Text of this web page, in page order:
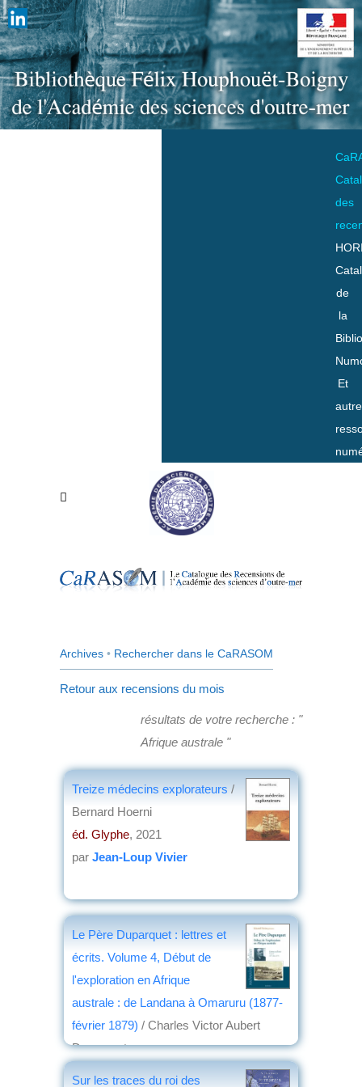
des
de
la
Et
Archives • Rechercher dans le CaRASOM
Retour aux recensions du mois
résultats de votre recherche : "
Afrique australe "
Treize médecins explorateurs /
Bernard Hoerni
éd. Glyphe, 2021
par Jean-Loup Vivier
Le Père Duparquet : lettres et
écrits. Volume 4, Début de
l'exploration en Afrique
australe : de Landana à Omaruru (1877-
février 1879) / Charles Victor Aubert
Duparquet
Sur les traces du roi des